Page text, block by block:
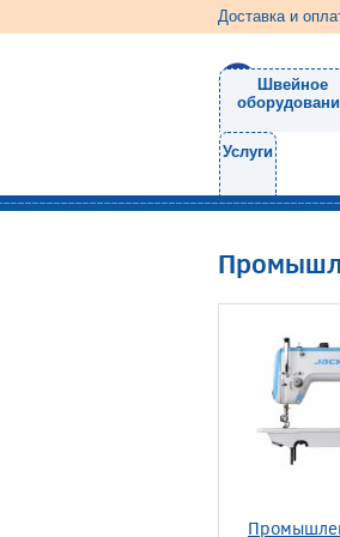
Доставка и
Швейное
Услуги